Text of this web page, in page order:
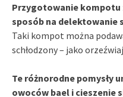
Przygotowanie
sposób na delektowanie
Taki kompot można
schłodzony – jako
Te różnorodne pomysły
owoców bael i cieszenie